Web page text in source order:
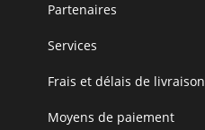
Partenaires
Services
Frais et délais de livraison
Moyens de paiement